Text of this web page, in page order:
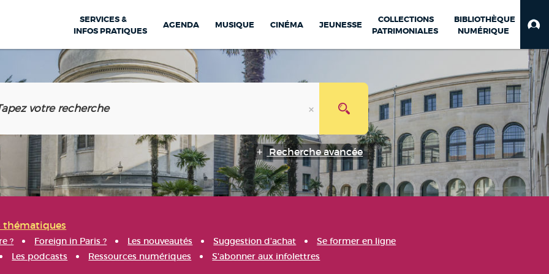
SERVICES &
INFOS PRATIQUES
AGENDA MUSIQUE CINÉMA JEUNESSE
COLLECTIONS
PATRIMONIALES
BIBLIOTHÈQUE
NUMÉRIQUE
Recherche avancée
thématiques
? Foreign in Paris ? Les nouveautés Suggestion d'achat
Se former en ligne
Les podcasts Ressources numériques S'abonner aux infolettres